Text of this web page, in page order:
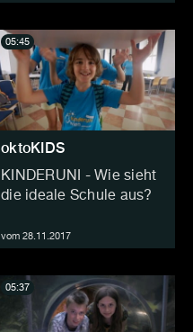
oktoKIDS
KINDERUNI - Wie sieht
die ideale Schule aus?
vom 28.11.2017
05:45
05:37